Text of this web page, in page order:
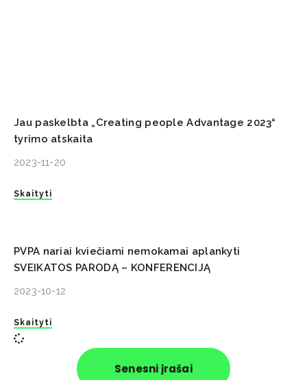
Jau paskelbta „Creating people Advantage 2023“
tyrimo atskaita
2023-11-20
Skaityti
PVPA nariai kviečiami nemokamai aplankyti
SVEIKATOS PARODĄ – KONFERENCIJĄ
2023-10-12
Skaityti
Senesni įrašai